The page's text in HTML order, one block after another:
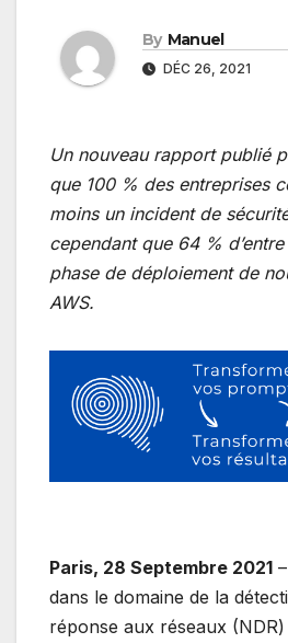
By Manuel
DÉC 26, 2021
Un nouveau rapport publié
que 100 % des entreprises
moins un incident de
cependant que 64 %
phase de déploiement de
AWS.
Paris, 28 Septembre 2021 –
dans le domaine de la
réponse aux réseaux (NDR)